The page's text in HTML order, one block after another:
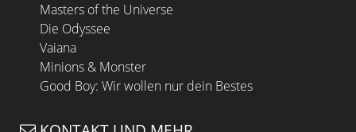
Masters of the Universe
Die Odyssee
Vaiana
Minions & Monster
Good Boy: Wir wollen nur dein Bestes